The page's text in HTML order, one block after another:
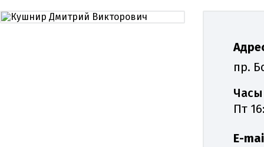
пр.
Пт
E-